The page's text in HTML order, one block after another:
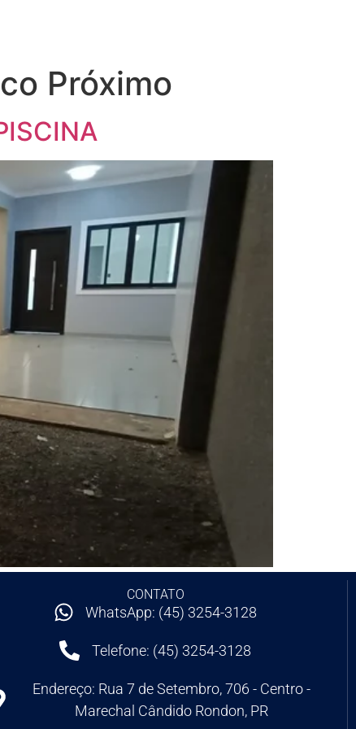
Próximo
CONTATO
WhatsApp: (45) 3254-3128
Telefone: (45) 3254-3128
Endereço: Rua 7 de Setembro, 706 - Centro -
Marechal Cândido Rondon, PR